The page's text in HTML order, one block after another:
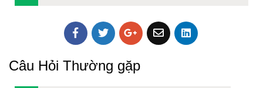
Câu Hỏi Thường gặp